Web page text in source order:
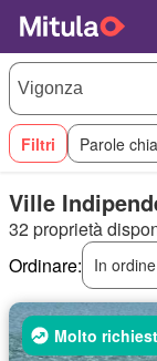
Filtri Parole
Ville
32 proprietà
Ordinare:
In
Molto